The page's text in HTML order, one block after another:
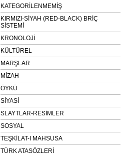
KATEGORİLENMEMİŞ
KIRMIZI-SİYAH (RED-BLACK) BRİÇ
SİSTEMİ
KRONOLOJİ
KÜLTÜREL
MARŞLAR
MİZAH
ÖYKÜ
SİYASİ
SLAYTLAR-RESİMLER
SOSYAL
TEŞKİLAT-I MAHSUSA
TÜRK ATASÖZLERİ